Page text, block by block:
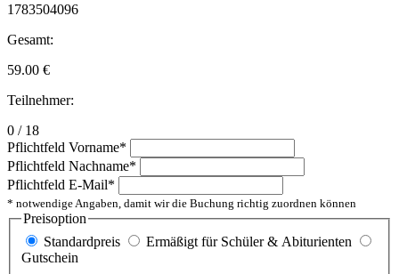
1783504096
Gesamt:
59.00 €
Teilnehmer:
0 / 18
Pflichtfeld Vorname*
Pflichtfeld Nachname*
Pflichtfeld E-Mail*
* notwendige Angaben, damit wir die Buchung richtig zuordnen können
Preisoption
Standardpreis
Ermäßigt für Schüler & Abiturienten
Gutschein